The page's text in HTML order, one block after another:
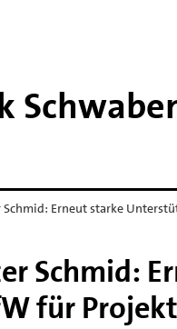
Erneut starke
Schmid:
für